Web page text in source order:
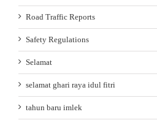
Road Traffic Reports
Safety Regulations
Selamat
selamat ghari raya idul fitri
tahun baru imlek